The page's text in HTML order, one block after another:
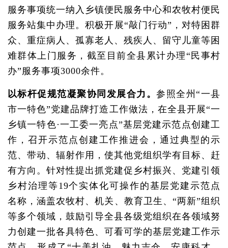
服务事项统一纳入乡镇便民服务中心和农牧村便民
服务站集中办理。积极开展“敲门行动”，对特困群
众、重症病人、孤寡老人、残疾人、留守儿童等困
难群体上门服务，截至目前全县累计办理“民事村
办”服务事项3000余件。
以标杆促规范凝聚协同发展合力。参照全州“一县
市一特色”党建品牌打造工作做法，在全县开展“一
乡镇一特色·一工委一亮点”基层党建示范点创建工
作，召开示范点创建工作推进会，通过典型的示
范、带动、辐射作用，使其他党组织学有目标、赶
有方向。针对性提出抓党建促乡村振兴、党建引领
乡村治理等19个实体化可操作的基层党建示范点
名称，涵盖农牧村、机关、教育卫生、“两新”组织
等多个领域，鼓励引导全县各级党组织在各领域努
力创建一批各具特色、可看可学的基层党建工作示